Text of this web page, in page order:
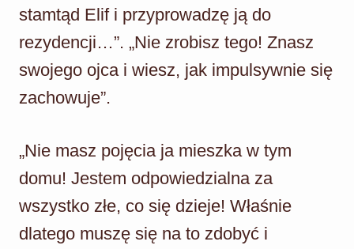
stamtąd Elif i przyprowadzę ją do
rezydencji…”. „Nie zrobisz tego! Znasz
swojego ojca i wiesz, jak impulsywnie się
zachowuje”.
„Nie masz pojęcia ja mieszka w tym
domu! Jestem odpowiedzialna za
wszystko złe, co się dzieje! Właśnie
dlatego muszę się na to zdobyć i